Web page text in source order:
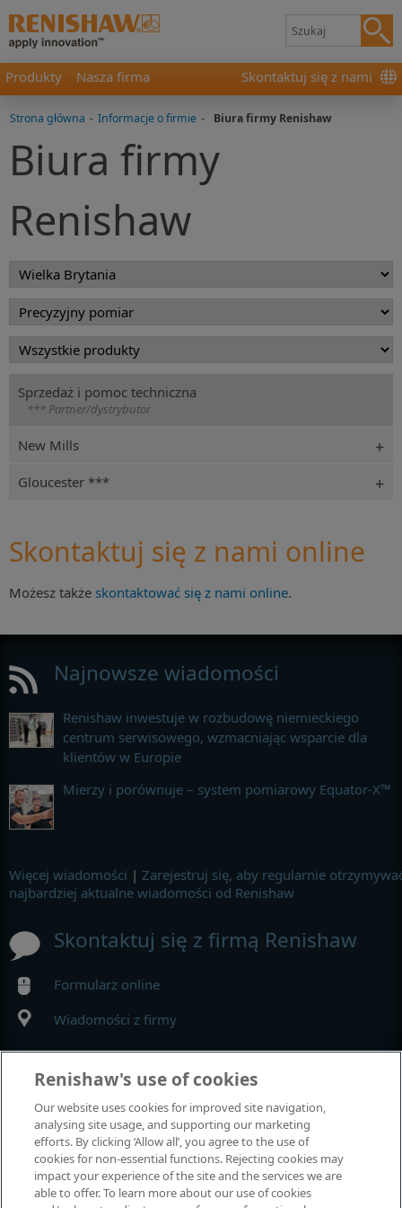
Produkty Nasza firma Skontaktuj się z nami
Strona główna - Informacje o firmie - Biura firmy Renishaw
Biura firmy
Renishaw
Sprzedaż i pomoc techniczna
*** Partner/dystrybutor
New Mills
Gloucester ***
Skontaktuj się z nami online
Możesz także skontaktować się z nami online.
Najnowsze wiadomości
Renishaw inwestuje w rozbudowę niemieckiego
centrum serwisowego, wzmacniając wsparcie dla
klientów w Europie
Mierzy i porównuje – system pomiarowy Equator-X™
Więcej wiadomości | Zarejestruj się, aby regularnie
najbardziej aktualne wiadomości od Renishaw
Skontaktuj się z firmą Renishaw
Formularz online
Wiadomości z firmy
MyRenishaw
Sklep internetowy
Wystawy i konferencje
Renishaw's use of cookies
Our website uses cookies for improved site navigation,
analysing site usage, and supporting our marketing
efforts. By clicking ‘Allow all’, you agree to the use of
cookies for non-essential functions. Rejecting cookies may
impact your experience of the site and the services we are
able to offer. To learn more about our use of cookies